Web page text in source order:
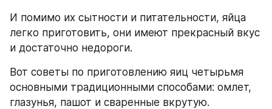
И помимо их сытности и питательности, яйца
легко приготовить, они имеют прекрасный вкус
и достаточно недороги.
Вот советы по приготовлению яиц четырьмя
основными традиционными способами: омлет,
глазунья, пашот и сваренные вкрутую.